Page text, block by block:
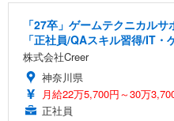
「27卒」ゲームテクニカル
「正社員/QAスキル習得/IT・
株式会社Creer
神奈川県
月給22万5,700円～30万
正社員